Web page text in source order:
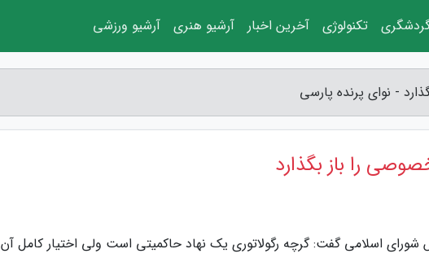
- نوای پرنده پارسی
را باز بگذارد
شورای اسلامی گفت: گرچه رگولاتوری یک نهاد حاکمیتی است ولی اختیار کامل آن
تکنولوژی آخرین اخبار آرشیو هنری آرشیو ورزشی